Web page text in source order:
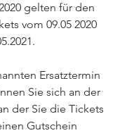
gelten für den
vom 09.05 2020
Ersatztermin
Sie sich an der
der Sie die Tickets
Gutschein